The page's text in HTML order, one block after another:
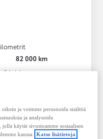
82 000 km
ja voimme personoida sisältöä
ja analysoida
käytät sivustoamme sosiaalisen
kanssa. Katso lisätietoja